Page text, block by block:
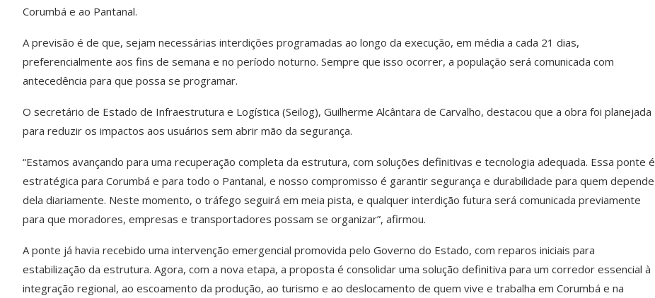
Corumbá e ao Pantanal.
A previsão é de que, sejam necessárias interdições programadas ao longo da execução, em média a cada 21 dias,
preferencialmente aos fins de semana e no período noturno. Sempre que isso ocorrer, a população será comunicada com
antecedência para que possa se programar.
O secretário de Estado de Infraestrutura e Logística (Seilog), Guilherme Alcântara de Carvalho, destacou que a obra foi planejada
para reduzir os impactos aos usuários sem abrir mão da segurança.
“Estamos avançando para uma recuperação completa da estrutura, com soluções definitivas e tecnologia adequada. Essa ponte é
estratégica para Corumbá e para todo o Pantanal, e nosso compromisso é garantir segurança e durabilidade para quem depende
dela diariamente. Neste momento, o tráfego seguirá em meia pista, e qualquer interdição futura será comunicada previamente
para que moradores, empresas e transportadores possam se organizar”, afirmou.
A ponte já havia recebido uma intervenção emergencial promovida pelo Governo do Estado, com reparos iniciais para
estabilização da estrutura. Agora, com a nova etapa, a proposta é consolidar uma solução definitiva para um corredor essencial à
integração regional, ao escoamento da produção, ao turismo e ao deslocamento de quem vive e trabalha em Corumbá e na